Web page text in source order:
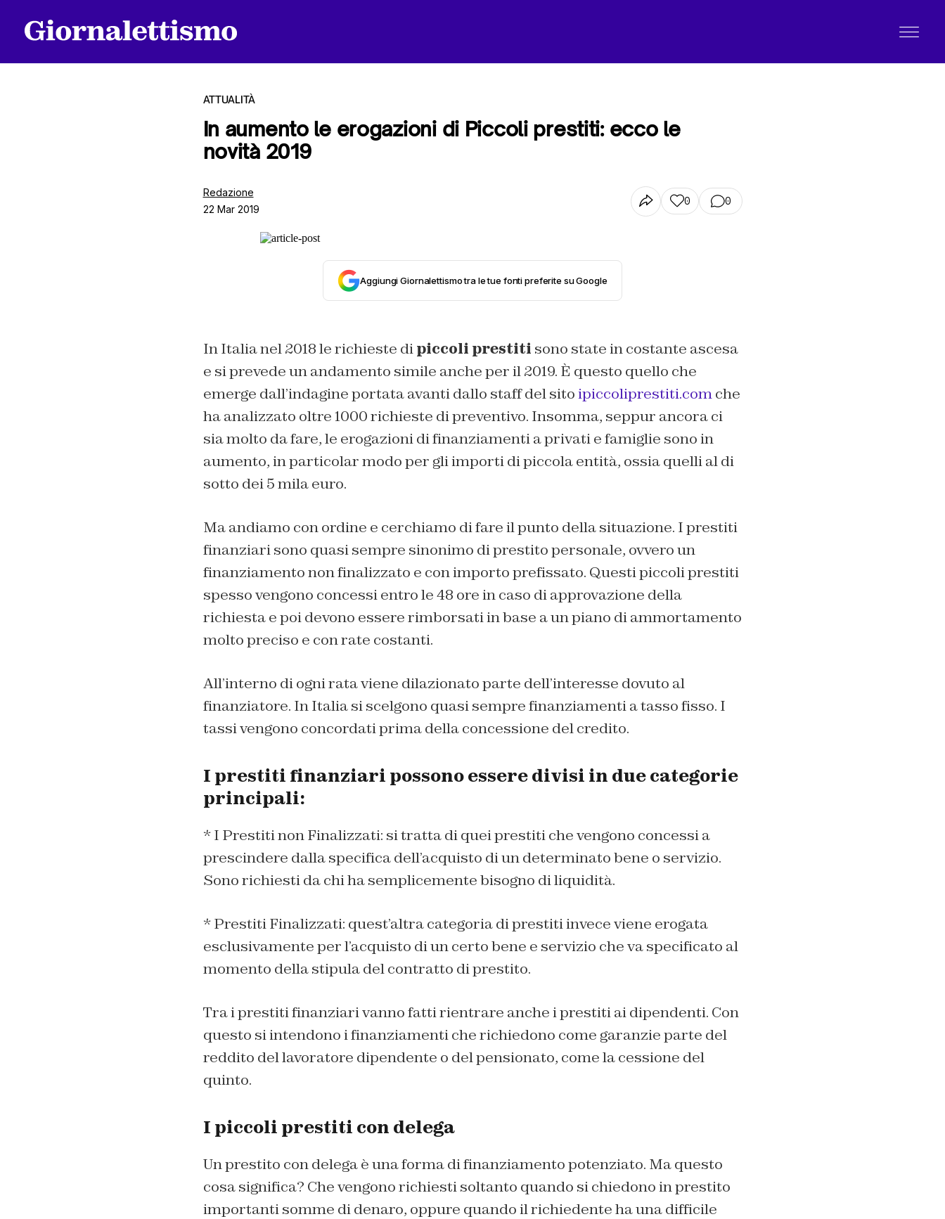
ATTUALITÀ
In aumento le erogazioni di Piccoli prestiti: ecco le
novità 2019
Redazione
22 Mar 2019
0 0
Aggiungi Giornalettismo tra le tue fonti preferite su Google
In Italia nel 2018 le richieste dipiccoli prestiti sono state in costante ascesa
e si prevede un andamento simile anche per il 2019. È questo quello che
emerge dall’indagine portata avanti dallo staff del sitoipiccoliprestiti.comche
ha analizzato oltre 1000 richieste di preventivo. Insomma, seppur ancora ci
sia molto da fare, le erogazioni di finanziamenti a privati e famiglie sono in
aumento, in particolar modo per gli importi di piccola entità, ossia quelli al di
sotto dei 5 mila euro.
Ma andiamo con ordine e cerchiamo di fare il punto della situazione. I prestiti
finanziari sono quasi sempre sinonimo di prestito personale, ovvero un
finanziamento non finalizzato e con importo prefissato. Questi piccoli prestiti
spesso vengono concessi entro le 48 ore in caso di approvazione della
richiesta e poi devono essere rimborsati in base a un piano di ammortamento
molto preciso e con rate costanti.
All’interno di ogni rata viene dilazionato parte dell’interesse dovuto al
finanziatore. In Italia si scelgono quasi sempre finanziamenti a tasso fisso. I
tassi vengono concordati prima della concessione del credito.
I prestiti finanziari possono essere divisi in due categorie
principali:
* I Prestiti non Finalizzati: si tratta di quei prestiti che vengono concessi a
prescindere dalla specifica dell’acquisto di un determinato bene o servizio.
Sono richiesti da chi ha semplicemente bisogno di liquidità.
* Prestiti Finalizzati: quest’altra categoria di prestiti invece viene erogata
esclusivamente per l’acquisto di un certo bene e servizio che va specificato al
momento della stipula del contratto di prestito.
Tra i prestiti finanziari vanno fatti rientrare anche i prestiti ai dipendenti. Con
questo si intendono i finanziamenti che richiedono come garanzie parte del
reddito del lavoratore dipendente o del pensionato, come la cessione del
quinto.
I piccoli prestiti con delega
Un prestito con delega è una forma di finanziamento potenziato. Ma questo
cosa significa? Che vengono richiesti soltanto quando si chiedono in prestito
importanti somme di denaro, oppure quando il richiedente ha una difficile